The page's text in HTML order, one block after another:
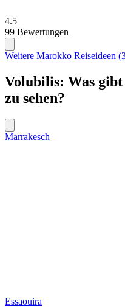
4.5
99 Bewertungen
Weitere Marokko Reiseideen
Volubilis: Was
zu sehen?
Marrakesch
Essaouira